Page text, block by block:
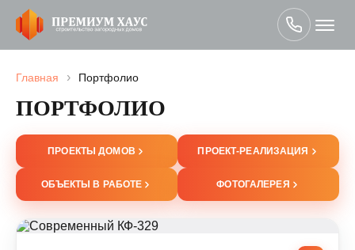
Главная › Портфолио
ПОРТФОЛИО
ПРОЕКТЫ ДОМОВ ПРОЕКТ-РЕАЛИЗАЦИЯ
ОБЪЕКТЫ В РАБОТЕ ФОТОГАЛЕРЕЯ